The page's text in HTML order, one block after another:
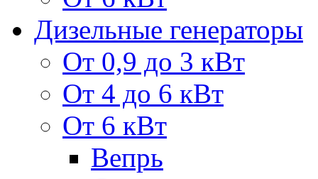
Дизельные генераторы
От 0,9 до 3 кВт
От 4 до 6 кВт
От 6 кВт
Вепрь